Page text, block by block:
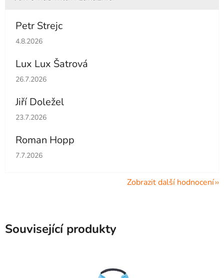
Petr Strejc
Hodnocení obchodu je 5 z 5 hvězdiček.
4.8.2026
Lux Lux Šatrová
Hodnocení obchodu je 5 z 5 hvězdiček.
26.7.2026
Jiří Doležel
Hodnocení obchodu je 5 z 5 hvězdiček.
23.7.2026
Roman Hopp
Hodnocení obchodu je 5 z 5 hvězdiček.
7.7.2026
Zobrazit další hodnocení
Související produkty